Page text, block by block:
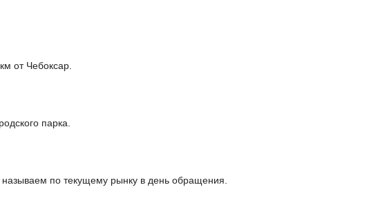
от Чебоксар.
парка.
по текущему рынку в день обращения.